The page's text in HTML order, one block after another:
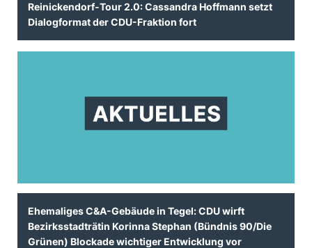
Reinickendorf-Tour 2.0: Cassandra Hoffmann setzt
Dialogformat der CDU-Fraktion fort
Ehemaliges C&A-Gebäude in Tegel: CDU wirft
Bezirksstadträtin Korinna Stephan (Bündnis 90/Die
Grünen) Blockade wichtiger Entwicklung vor